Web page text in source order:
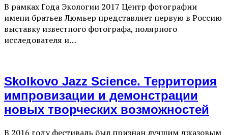
В рамках Года Экологии 2017 Центр фотографии
имени братьев Люмьер представляет первую в Россию
выставку известного фотографа, полярного
исследователя и…
Skolkovo Jazz Science. Территория
импровизации и демонстрации
новых творческих возможностей
В 2016 году фестиваль был признан лучшим джазовым